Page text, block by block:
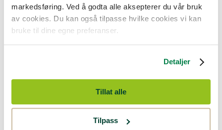
markedsføring. Ved å godta alle aksepterer du vår bruk
av cookies. Du kan også tilpasse hvilke cookies vi kan
bruke til dine egne preferanser.
Detaljer
Tillat alle
Tilpass
BondeKompaniet erFelleskjøpet Rogaland Agdersitt butikkonsept
BondeKompaniet har det du trenger av praktisk utstyr, reparasjon og
gode råd innenfor hus og hage, fritid, kjæledyr og landbruk.
Nyhetsbrev!Meld deg på vårtnyhetsbrev.